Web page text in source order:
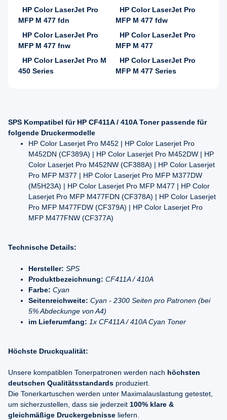
HP Color LaserJet Pro
MFP M 477 fdn
HP Color LaserJet Pro
MFP M 477 fdw
HP Color LaserJet Pro
MFP M 477 fnw
HP Color LaserJet Pro
MFP M 477
HP Color LaserJet Pro M
450 Series
HP Color LaserJet Pro
MFP M 477 Series
SPS Kompatibel für HP CF411A / 410A Toner passende für
folgende Druckermodelle
HP Color Laserjet Pro M452 | HP Color Laserjet Pro
M452DN (CF389A) | HP Color Laserjet Pro M452DW | HP
Color Laserjet Pro M452NW (CF388A) | HP Color Laserjet
Pro MFP M377 | HP Color Laserjet Pro MFP M377DW
(M5H23A) | HP Color Laserjet Pro MFP M477 | HP Color
Laserjet Pro MFP M477FDN (CF378A) | HP Color Laserjet
Pro MFP M477FDW (CF379A) | HP Color Laserjet Pro
MFP M477FNW (CF377A)
Technische Details:
Hersteller: SPS
Produktbezeichnung: CF411A / 410A
Farbe: Cyan
Seitenreichweite: Cyan - 2300 Seiten pro Patronen (bei
5% Abdeckunge von A4)
im Lieferumfang: 1x CF411A / 410A Cyan Toner
Höchste Druckqualität:
Unsere kompatiblen Tonerpatronen werden nach höchsten
deutschen Qualitätsstandards produziert.
Die Tonerkartuschen werden unter Maximalauslastung getestet,
um sicherzustellen, dass sie jederzeit 100% klare &
gleichmäßige Druckergebnisse liefern.